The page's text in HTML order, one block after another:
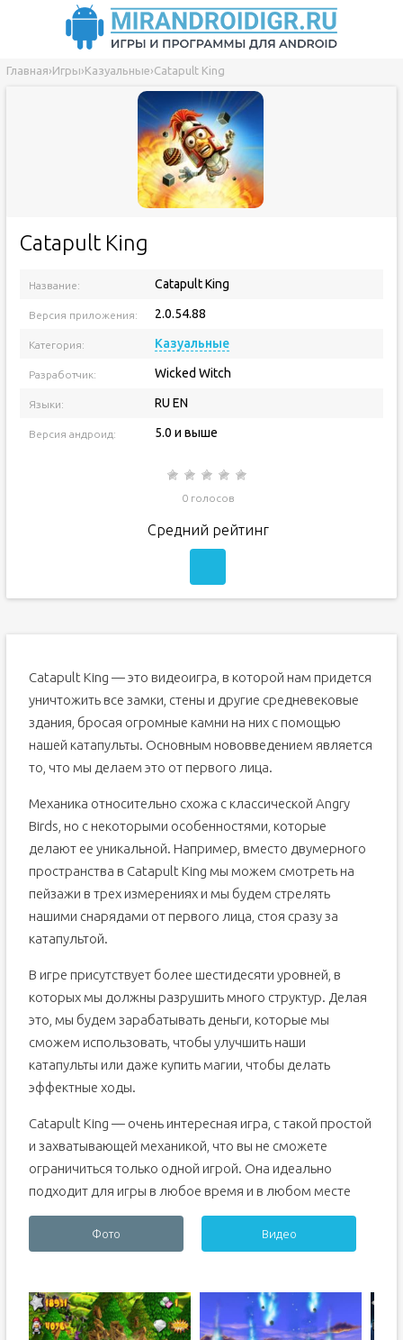
Главная›Игры›Казуальные›Catapult King
Catapult King
Название: Catapult King
Версия приложения: 2.0.54.88
Категория: Казуальные
Разработчик: Wicked Witch
Языки: RU EN
Версия андроид: 5.0 и выше
0 голосов
Средний рейтинг
Catapult King — это видеоигра, в которой нам придется
уничтожить все замки, стены и другие средневековые
здания, бросая огромные камни на них с помощью
нашей катапульты. Основным нововведением является
то, что мы делаем это от первого лица.
Механика относительно схожа с классической Angry
Birds, но с некоторыми особенностями, которые
делают ее уникальной. Например, вместо двумерного
пространства в Catapult King мы можем смотреть на
пейзажи в трех измерениях и мы будем стрелять
нашими снарядами от первого лица, стоя сразу за
катапультой.
В игре присутствует более шестидесяти уровней, в
которых мы должны разрушить много структур. Делая
это, мы будем зарабатывать деньги, которые мы
сможем использовать, чтобы улучшить наши
катапульты или даже купить магии, чтобы делать
эффектные ходы.
Catapult King — очень интересная игра, с такой простой
и захватывающей механикой, что вы не сможете
ограничиться только одной игрой. Она идеально
подходит для игры в любое время и в любом месте
Фото Видео